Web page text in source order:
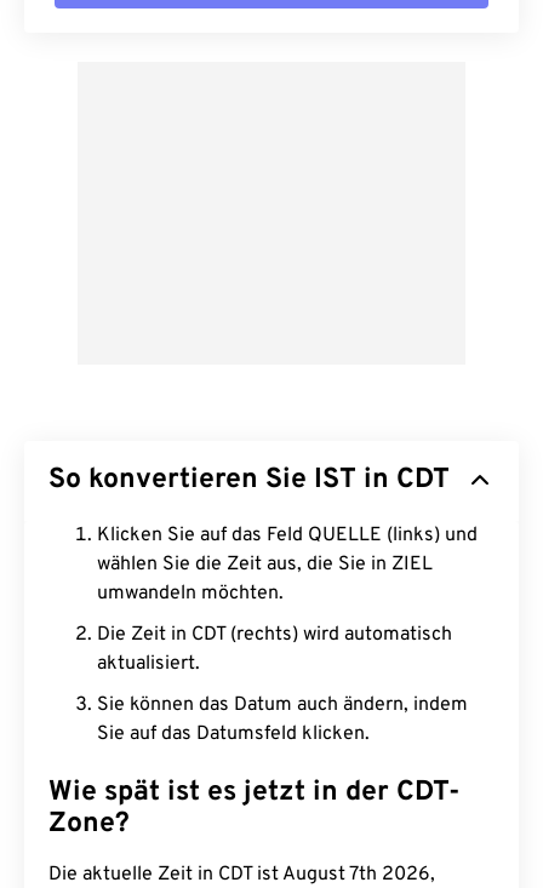
So konvertieren Sie IST in CDT
Klicken Sie auf das Feld QUELLE (links) und
wählen Sie die Zeit aus, die Sie in ZIEL
umwandeln möchten.
Die Zeit in CDT (rechts) wird automatisch
aktualisiert.
Sie können das Datum auch ändern, indem
Sie auf das Datumsfeld klicken.
Wie spät ist es jetzt in der CDT-
Zone?
Die aktuelle Zeit in CDT ist August 7th 2026,